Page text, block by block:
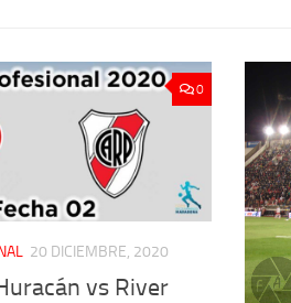
0
20 DICIEMBRE, 2020
vs River